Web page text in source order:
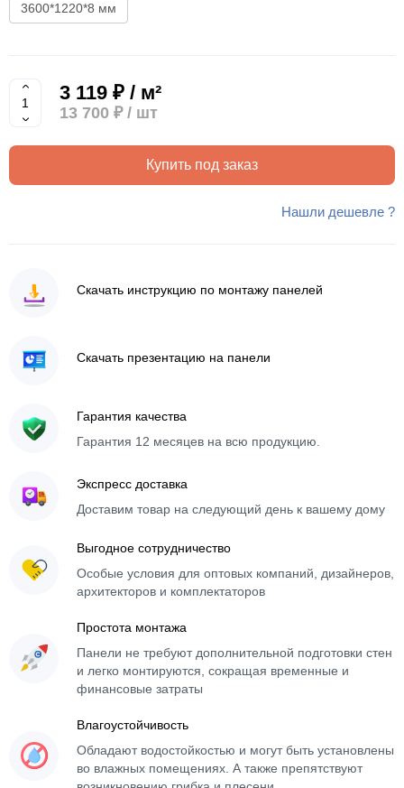
3600*1220*8 мм
3 119 ₽ / м²
13 700 ₽/ шт
Купить под заказ
Нашли дешевле ?
Скачать инструкцию по монтажу панелей
Скачать презентацию на панели
Гарантия качества
Гарантия 12 месяцев на всю продукцию.
Экспресс доставка
Доставим товар на следующий день к вашему дому
Выгодное сотрудничество
Особые условия для оптовых компаний, дизайнеров,
архитекторов и комплектаторов
Простота монтажа
Панели не требуют дополнительной подготовки стен
и легко монтируются, сокращая временные и
финансовые затраты
Влагоустойчивость
Обладают водостойкостью и могут быть установлены
во влажных помещениях. А также препятствуют